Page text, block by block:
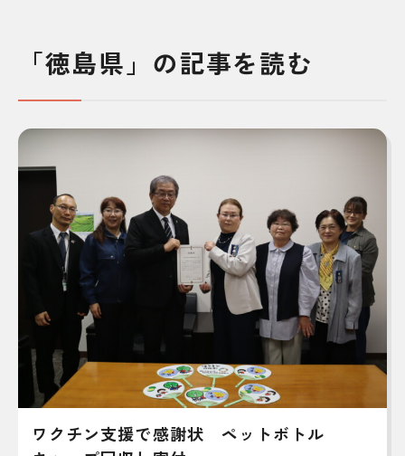
「徳島県」の記事を読む
ワクチン支援で感謝状 ペットボトル